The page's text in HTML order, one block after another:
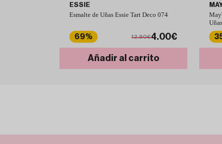
ESSIE
Esmalte de Uñas Essie Tart Deco 074
69% 12.80€4.00€
Añadir al carrito